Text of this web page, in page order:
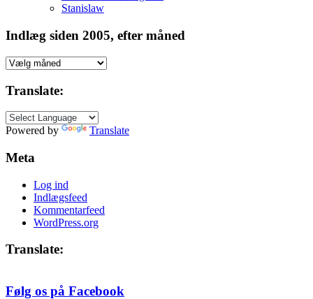
Stanislaw
Indlæg siden 2005, efter måned
Indlæg
2005,
måned
Translate:
Powered by Translate
Meta
Log ind
Indlægsfeed
Kommentarfeed
WordPress.org
Translate:
Følg os på Facebook